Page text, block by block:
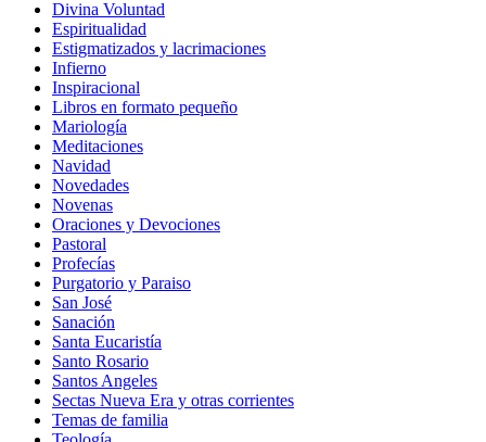
Divina Voluntad
Espiritualidad
Estigmatizados y lacrimaciones
Infierno
Inspiracional
Libros en formato pequeño
Mariología
Meditaciones
Navidad
Novedades
Novenas
Oraciones y Devociones
Pastoral
Profecías
Purgatorio y Paraiso
San José
Sanación
Santa Eucaristía
Santo Rosario
Santos Angeles
Sectas Nueva Era y otras corrientes
Temas de familia